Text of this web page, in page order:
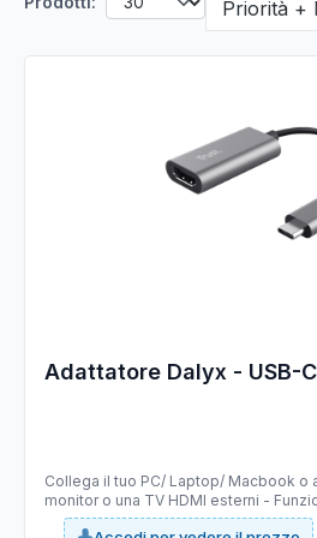
Adattatore Dalyx - USB-
Collega il tuo PC/ Laptop/ Macbook o
monitor o una TV HDMI esterni -
dispositivi con una porta USB-C che